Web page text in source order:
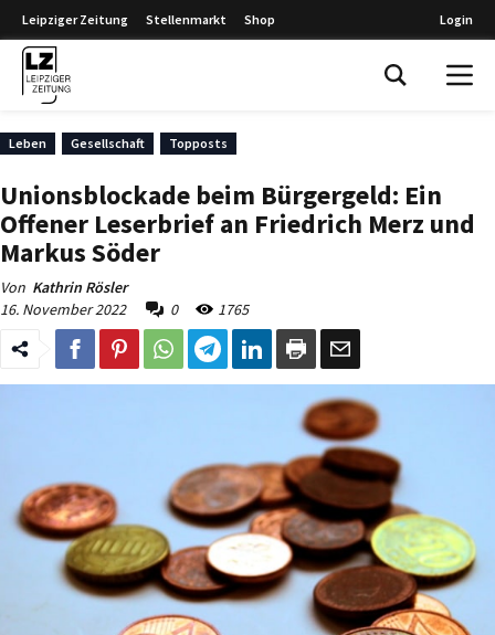
Leipziger Zeitung Stellenmarkt Shop Login
Leben Gesellschaft Topposts
Unionsblockade beim Bürgergeld: Ein
Offener Leserbrief an Friedrich Merz und
Markus Söder
Von Kathrin Rösler
16. November 2022
0 1765